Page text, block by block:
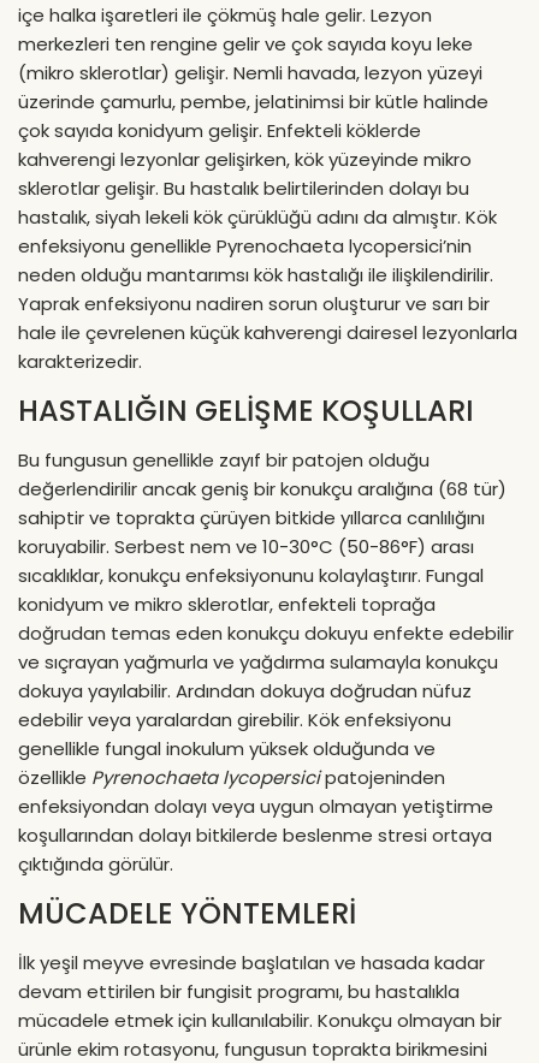
içe halka işaretleri ile çökmüş hale gelir. Lezyon
merkezleri ten rengine gelir ve çok sayıda koyu leke
(mikro sklerotlar) gelişir. Nemli havada, lezyon yüzeyi
üzerinde çamurlu, pembe, jelatinimsi bir kütle halinde
çok sayıda konidyum gelişir. Enfekteli köklerde
kahverengi lezyonlar gelişirken, kök yüzeyinde mikro
sklerotlar gelişir. Bu hastalık belirtilerinden dolayı bu
hastalık, siyah lekeli kök çürüklüğü adını da almıştır. Kök
enfeksiyonu genellikle Pyrenochaeta lycopersici’nin
neden olduğu mantarımsı kök hastalığı ile ilişkilendirilir.
Yaprak enfeksiyonu nadiren sorun oluşturur ve sarı bir
hale ile çevrelenen küçük kahverengi dairesel lezyonlarla
karakterizedir.
HASTALIĞIN GELİŞME KOŞULLARI
Bu fungusun genellikle zayıf bir patojen olduğu
değerlendirilir ancak geniş bir konukçu aralığına (68 tür)
sahiptir ve toprakta çürüyen bitkide yıllarca canlılığını
koruyabilir. Serbest nem ve 10-30°C (50-86°F) arası
sıcaklıklar, konukçu enfeksiyonunu kolaylaştırır. Fungal
konidyum ve mikro sklerotlar, enfekteli toprağa
doğrudan temas eden konukçu dokuyu enfekte edebilir
ve sıçrayan yağmurla ve yağdırma sulamayla konukçu
dokuya yayılabilir. Ardından dokuya doğrudan nüfuz
edebilir veya yaralardan girebilir. Kök enfeksiyonu
genellikle fungal inokulum yüksek olduğunda ve
özellikle Pyrenochaeta lycopersicipatojeninden
enfeksiyondan dolayı veya uygun olmayan yetiştirme
koşullarından dolayı bitkilerde beslenme stresi ortaya
çıktığında görülür.
MÜCADELE YÖNTEMLERİ
İlk yeşil meyve evresinde başlatılan ve hasada kadar
devam ettirilen bir fungisit programı, bu hastalıkla
mücadele etmek için kullanılabilir. Konukçu olmayan bir
ürünle ekim rotasyonu, fungusun toprakta birikmesini